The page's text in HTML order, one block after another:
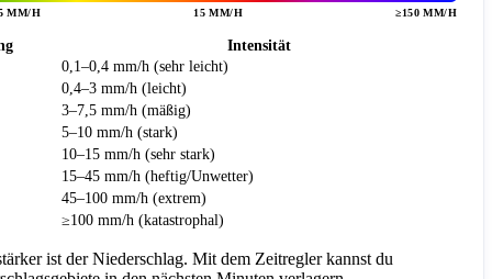
MM/H 15 MM/H ≥150 MM/H
Intensität
0,1–0,4 mm/h (sehr leicht)
0,4–3 mm/h (leicht)
3–7,5 mm/h (mäßig)
5–10 mm/h (stark)
10–15 mm/h (sehr stark)
15–45 mm/h (heftig/Unwetter)
45–100 mm/h (extrem)
≥100 mm/h (katastrophal)
ist der Niederschlag. Mit dem Zeitregler kannst du